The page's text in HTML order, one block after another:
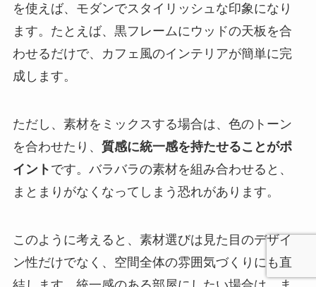
を使えば、モダンでスタイリッシュな印象になり
ます。たとえば、黒フレームにウッドの天板を合
わせるだけで、カフェ風のインテリアが簡単に完
成します。
ただし、素材をミックスする場合は、色のトーン
を合わせたり、 質感に統一感を持たせることがポ
イント です。バラバラの素材を組み合わせると、
まとまりがなくなってしまう恐れがあります。
このように考えると、素材選びは見た目のデザイ
ン性だけでなく、空間全体の雰囲気づくりにも直